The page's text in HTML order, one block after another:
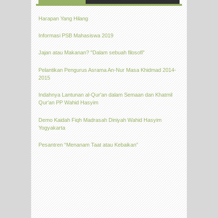
Harapan Yang Hilang
Informasi PSB Mahasiswa 2019
Jajan atau Makanan? "Dalam sebuah filosofi"
Pelantikan Pengurus Asrama An-Nur Masa Khidmad 2014-
2015
Indahnya Lantunan al-Qur'an dalam Semaan dan Khatmil
Qur'an PP Wahid Hasyim
Demo Kaidah Fiqh Madrasah Diniyah Wahid Hasyim
Yogyakarta
Pesantren “Menanam Taat atau Kebaikan”